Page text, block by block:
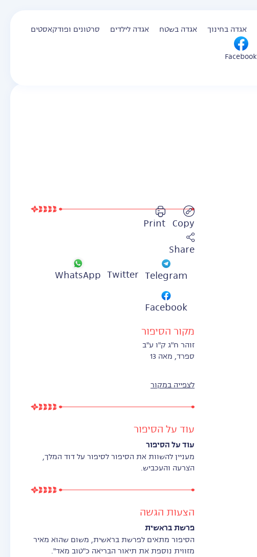
אגדה בחינוך אגדה בשטח אגדה לילדים סרטונים ופודקאסטים
Facebook
Copy
Print
Share
Telegram
Twitter
WhatsApp
Facebook
מקור הסיפור
זוהר ח"ג ק"ו ע"ב
ספרד, מאה 13
לצפייה במקור
עוד על הסיפור
עוד על הסיפור
מעניין להשוות את הסיפור לסיפור על דוד המלך,
הצרעה והעכביש.
הצעות הגשה
פרשת בראשית
הסיפור מתאים לפרשת בראשית, משום שהוא מאיר
מזווית נוספת את תיאור הבריאה כ"טוב מאד".